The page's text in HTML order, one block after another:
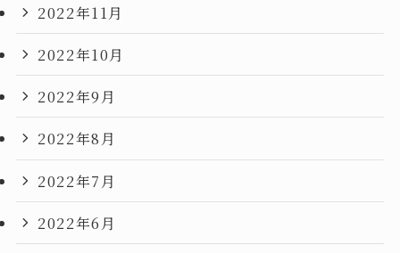
2022年11月
2022年10月
2022年9月
2022年8月
2022年7月
2022年6月